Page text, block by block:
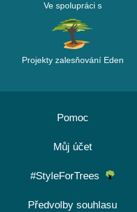
Ve spolupráci s
Projekty zalesňování Eden
Pomoc
Můj účet
#StyleForTrees
Předvolby souhlasu